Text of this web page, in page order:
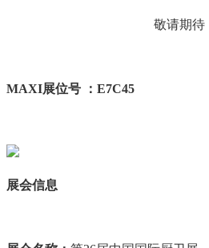
敬请期待
MAXI展位号 ：E7C45
展会信息